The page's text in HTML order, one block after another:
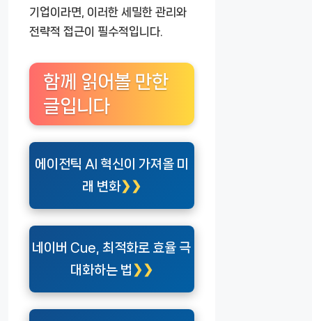
기업이라면, 이러한 세밀한 관리와
전략적 접근이 필수적입니다.
함께 읽어볼 만한
글입니다
에이전틱 AI 혁신이 가져올 미
래 변화
네이버 Cue, 최적화로 효율 극
대화하는 법